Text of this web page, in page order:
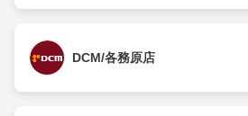
DCM/各務原店